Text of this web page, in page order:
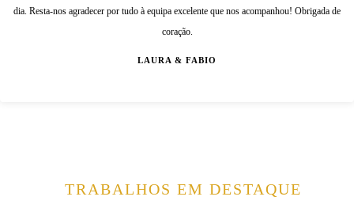
dia. Resta-nos agradecer por tudo à equipa excelente que nos acompanhou! Obrigada de
coração.
LAURA & FABIO
TRABALHOS EM DESTAQUE